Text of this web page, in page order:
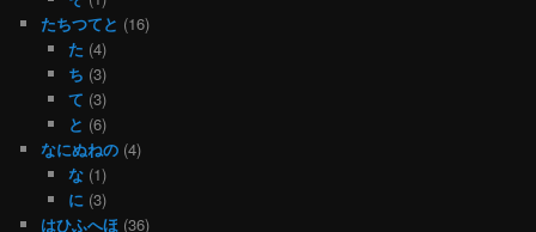
たちつてと (16)
た (4)
ち (3)
て (3)
と (6)
なにぬねの (4)
な(1)
に (3)
はひふへほ (36)